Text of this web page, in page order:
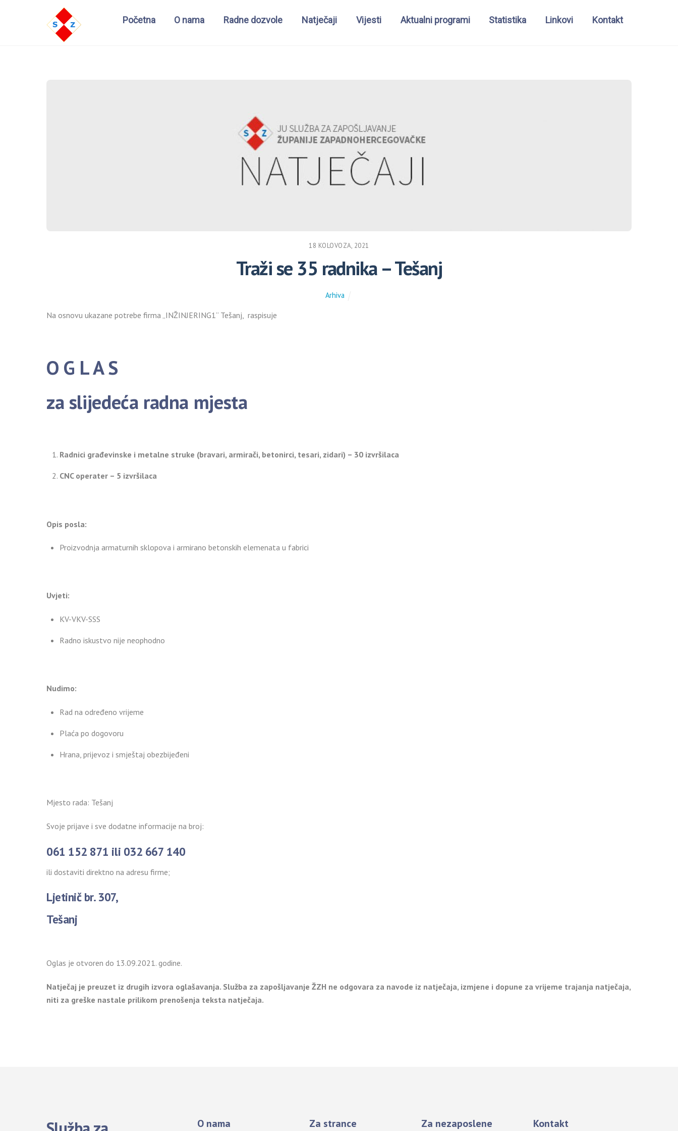
Početna O nama Radne dozvole Natječaji Vijesti Aktualni programi Statistika Linkovi Kontakt
18 KOLOVOZA, 2021
Traži se 35 radnika – Tešanj
Arhiva
Na osnovu ukazane potrebe firma „INŽINJERING1“ Tešanj, raspisuje
O G L A S
za slijedeća radna mjesta
Radnici građevinske i metalne struke (bravari, armirači, betonirci, tesari, zidari) – 30 izvršilaca
CNC operater – 5 izvršilaca
Opis posla:
Proizvodnja armaturnih sklopova i armirano betonskih elemenata u fabrici
Uvjeti:
KV-VKV-SSS
Radno iskustvo nije neophodno
Nudimo:
Rad na određeno vrijeme
Plaća po dogovoru
Hrana, prijevoz i smještaj obezbijeđeni
Mjesto rada: Tešanj
Svoje prijave i sve dodatne informacije na broj:
061 152 871 ili 032 667 140
ili dostaviti direktno na adresu firme;
Ljetinič br. 307,
Tešanj
Oglas je otvoren do 13.09.2021. godine.
Natječaj je preuzet iz drugih izvora oglašavanja. Služba za zapošljavanje ŽZH ne odgovara za navode iz natječaja, izmjene i dopune za vrijeme trajanja natječaja,
niti za greške nastale prilikom prenošenja teksta natječaja.
O nama Za strance Za nezaposlene Kontakt